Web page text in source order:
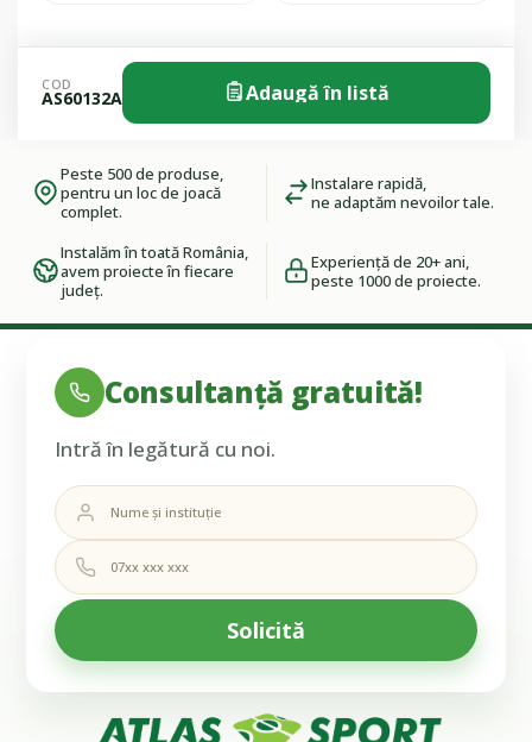
COD
AS60132A Adaugă în listă
Peste 500 de produse,
pentru un loc de joacă
complet.
Instalare rapidă,
ne adaptăm nevoilor tale.
Instalăm în toată România,
avem proiecte în fiecare
județ.
Experiență de 20+ ani,
peste 1000 de proiecte.
Consultanță gratuită!
Intră în legătură cu noi.